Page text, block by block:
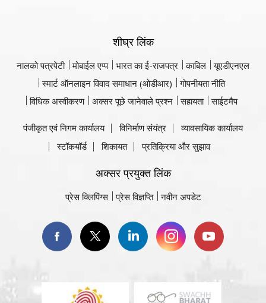
शीघ्र लिंक
नालको पत्रपेटी मोबाईल एप्प भारत का ई-राजपत्र काबिल
यूएडीएनएल
स्मार्ट ऑनलाइन विवाद समाधान (ओडीआर)
गोपनीयता नीति
विधिक अस्वीकरण
अक्सर पूछे जानेवाले प्रश्न सहायता साईटमैप
पंजीकृत एवं निगम कार्यालय विनिर्माण संयंत्र
व्यावसायिक कार्यालय
स्टॉकयॉर्ड
शिकायत प्रतिक्रिया और सुझाव
अक्सर प्रयुक्त लिंक
प्रेस क्लिपिंग्स प्रेस विज्ञप्ति नवीन अपडेट